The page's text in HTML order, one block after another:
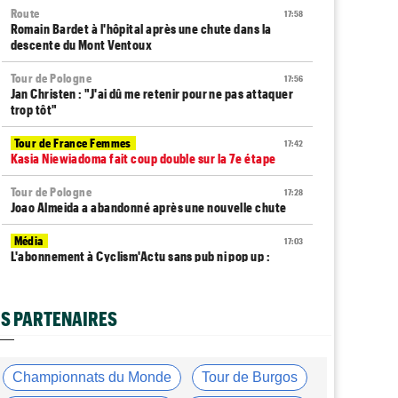
17:58
Route
Romain Bardet à l'hôpital après une chute dans la
descente du Mont Ventoux
17:56
Tour de Pologne
Jan Christen : "J'ai dû me retenir pour ne pas attaquer
trop tôt"
17:42
Tour de France Femmes
Kasia Niewiadoma fait coup double sur la 7e étape
17:28
Tour de Pologne
Joao Almeida a abandonné après une nouvelle chute
17:03
Média
L'abonnement à Cyclism'Actu sans pub ni pop up :
Matthew Brennan coiffe Pithie sur la ligne et remporte
la 4e étape
16:38
Média
Les vidéos cyclisme sont sur Dailymotion :
PARTENAIRES
Championnats du Monde Tour de Burgos